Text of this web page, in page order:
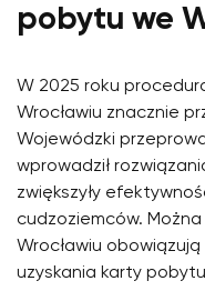
pobytu we
W 2025 roku
Wrocławiu znacznie
Wojewódzki
wprowadził
zwiększyły
cudzoziemców.
Wrocławiu
uzyskania karty